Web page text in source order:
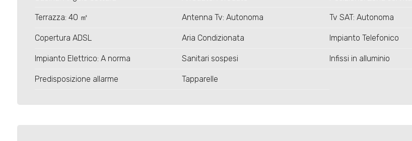
Terrazza: 40 ㎡ Antenna Tv: Autonoma Tv SAT: Autonoma
Copertura ADSL Aria Condizionata Impianto Telefonico
Impianto Elettrico: A norma Sanitari sospesi Infissi in alluminio
Predisposizione allarme Tapparelle
minimi